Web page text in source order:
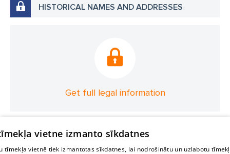
HISTORICAL NAMES AND ADDRESSES
Get full legal information
vietne izmanto sīkdatnes
tīmekļa vietnē tiek izmantotas sīkdatnes, lai nodrošinātu un uzlabotu